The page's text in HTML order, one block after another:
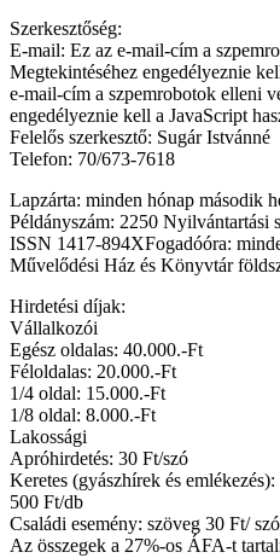
Szerkesztőség:
E-mail: Ez az e-mail-cím a
Megtekintéséhez engedélyeznie
e-mail-cím a szpemrobotok elleni
engedélyeznie kell a JavaScript
Felelős szerkesztő: Sugár Istvánné
Telefon: 70/673-7618
Lapzárta: minden hónap második
Példányszám: 2250 Nyilvántartási
ISSN 1417-894XFogadóóra:
Művelődési Ház és Könyvtár
Hirdetési díjak:
Vállalkozói
Egész oldalas: 40.000.-Ft
Féloldalas: 20.000.-Ft
1/4 oldal: 15.000.-Ft
1/8 oldal: 8.000.-Ft
Lakossági
Apróhirdetés: 30 Ft/szó
Keretes (gyászhírek és
500 Ft/db
Családi esemény: szöveg 30 Ft/
Az összegek a 27%-os ÁFA-t